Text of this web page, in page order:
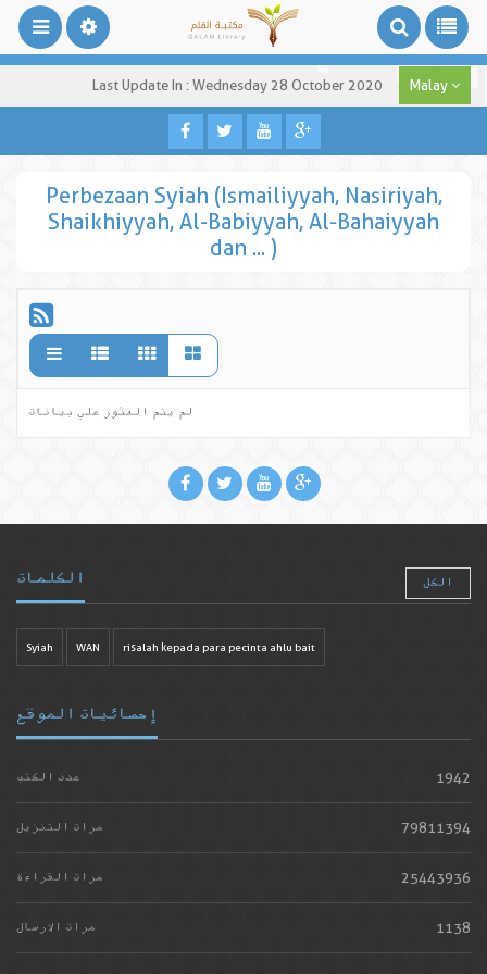
Last Update In : Wednesday 28 October 2020 Malay
Perbezaan Syiah (Ismailiyyah, Nasiriyah,
Shaikhiyyah, Al-Babiyyah, Al-Bahaiyyah
dan ... )
لم يتم العثور علي بيانات
الكلمات الكل
Syiah WAN risalah kepada para pecinta ahlu bait
إحصائيات الموقع
عدد الكتب 1942
مرات التنزيل 79811394
مرات القراءة 25443936
مرات الارسال 1138